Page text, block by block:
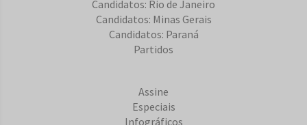
Candidatos: Rio de Janeiro
Candidatos: Minas Gerais
Candidatos: Paraná
Partidos
Assine
Especiais
Infográficos